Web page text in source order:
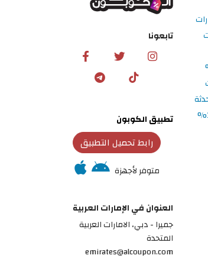
تابعونا
تطبيق الكوبون
رابط تحميل التطبيق
متوفر لأجهزة
العنوان في الإمارات العربية
جميرا - دبي، الامارات العربية
المتحدة
emirates@alcoupon.com